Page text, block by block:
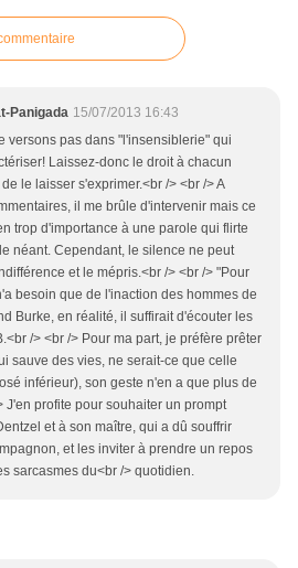
Panigada 15/07/2013 16:43
versons pas dans "l'insensiblerie" qui
Laissez-donc le droit à chacun
le laisser s'exprimer.<br /> <br /> A
il me brûle d'intervenir mais ce
trop d'importance à une parole qui flirte
néant. Cependant, le silence ne peut
et le mépris.<br /> <br /> "Pour
besoin que de l'inaction des hommes de
Burke, en réalité, il suffirait d'écouter les
/> <br /> Pour ma part, je préfère prêter
sauve des vies, ne serait-ce que celle
inférieur), son geste n'en a que plus de
J'en profite pour souhaiter un prompt
et à son maître, qui a dû souffrir
et les inviter à prendre un repos
sarcasmes du<br /> quotidien.